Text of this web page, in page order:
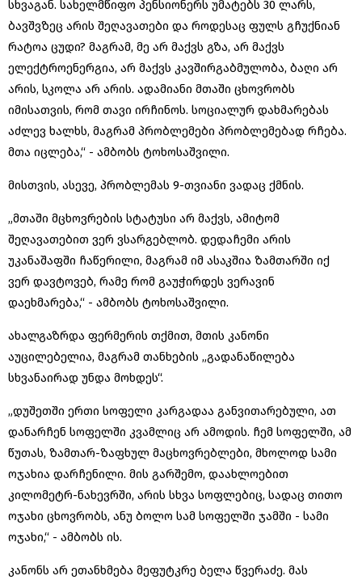
სხვაგან. სახელმწიფო პენსიონერს უმატებს 30 ლარს,
ბავშვზეც არის შეღავათები და როდესაც ფულს გჩუქნიან
რატოა ცუდი? მაგრამ, მე არ მაქვს გზა, არ მაქვს
ელექტროენერგია, არ მაქვს კავშირგაბმულობა, ბაღი არ
არის, სკოლა არ არის. ადამიანი მთაში ცხოვრობს
იმისათვის, რომ თავი ირჩინოს. სოციალურ დახმარებას
აძლევ ხალხს, მაგრამ პრობლემები პრობლემებად რჩება.
მთა იცლება,“ - ამბობს ტოხოსაშვილი.
მისთვის, ასევე, პრობლემას 9-თვიანი ვადაც ქმნის.
„მთაში მცხოვრების სტატუსი არ მაქვს, ამიტომ
შეღავათებით ვერ ვსარგებლობ. დედაჩემი არის
უკანაშაფში ჩაწერილი, მაგრამ იმ ასაკშია ზამთარში იქ
ვერ დავტოვებ, რამე რომ გაუჭირდეს ვერავინ
დაეხმარება,“ - ამბობს ტოხოსაშვილი.
ახალგაზრდა ფერმერის თქმით, მთის კანონი
აუცილებელია, მაგრამ თანხების „გადანაწილება
სხვანაირად უნდა მოხდეს“.
„დუშეთში ერთი სოფელი კარგადაა განვითარებული, ათ
დანარჩენ სოფელში კვამლიც არ ამოდის. ჩემ სოფელში, ამ
წუთას, ზამთარ-ზაფხულ მაცხოვრებლები, მხოლოდ სამი
ოჯახია დარჩენილი. მის გარშემო, დაახლოებით
კილომეტრ-ნახევრში, არის სხვა სოფლებიც, სადაც თითო
ოჯახი ცხოვრობს, ანუ ბოლო სამ სოფელში ჯამში - სამი
ოჯახი,“ - ამბობს ის.
კანონს არ ეთანხმება მეფუტკრე ბელა წვერაძე. მას